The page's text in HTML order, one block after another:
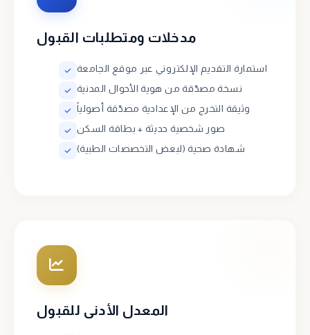
مدخلات ومتطلبات القبول
استمارة التقديم الإلكتروني عبر موقع الجامعة
نسخة مصدّقة من هوية الأحوال المدنية
وثيقة التخرج من الإعدادية مصدّقة أصولياً
صور شخصية حديثة + بطاقة السكن
شهادة صحية (لبعض التخصصات الطبية)
المعدل الأدنى للقبول